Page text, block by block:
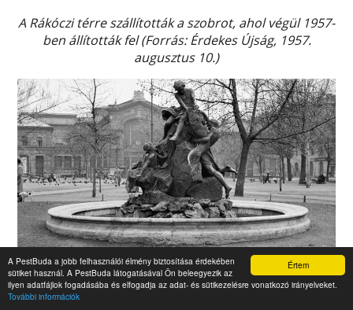
Értem
A PestBuda a jobb felhasználói élmény biztosítása érdekében
sütiket használ. A PestBuda látogatásával Ön beleegyezik az
ilyen adatfájlok fogadásába és elfogadja az adat- és sütikezelésre vonatkozó irányelveket.
További információk
A Rákóczi térre szállították a szobrot, ahol végül 1957-
ben állították fel (Forrás: Érdekes Újság, 1957.
augusztus 10.)